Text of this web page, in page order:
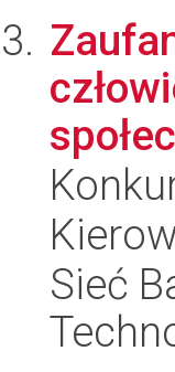
Sieć